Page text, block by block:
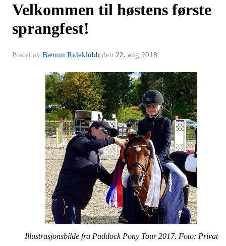
Velkommen til høstens første
sprangfest!
Postet av Bærum Rideklubb den 22. aug 2018
Illustrasjonsbilde fra Paddock Pony Tour 2017. Foto: Privat